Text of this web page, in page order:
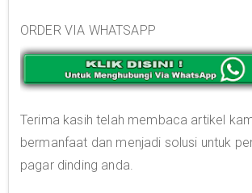
ORDER VIA WHATSAPP
Terima kasih telah membaca artikel
bermanfaat dan menjadi solusi untuk
pagar dinding anda.